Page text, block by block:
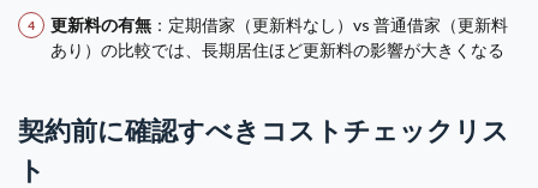
更新料の有無 ：定期借家（更新料なし）vs 普通借家（更新料
あり）の比較では、長期居住ほど更新料の影響が大きくなる
契約前に確認すべきコストチェックリス
ト